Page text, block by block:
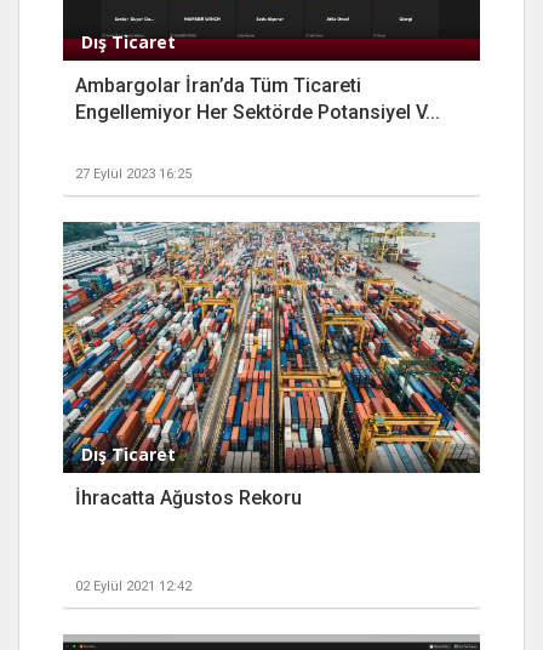
Dış Ticaret
Ambargolar İran’da Tüm Ticareti
Engellemiyor Her Sektörde Potansiyel V...
27 Eylül 2023 16:25
Dış Ticaret
İhracatta Ağustos Rekoru
02 Eylül 2021 12:42